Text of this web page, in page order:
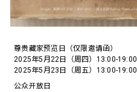
尊贵藏家预览日（仅限邀请函）
2025年5月22日（周四）13:00-19:00
2025年5月23日（周五）13:00-19:00
公众开放日